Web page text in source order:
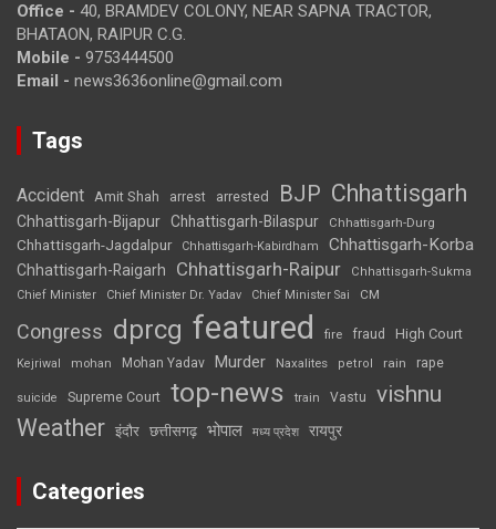
Office - 40, BRAMDEV COLONY, NEAR SAPNA TRACTOR,
BHATAON, RAIPUR C.G.
Mobile - 9753444500
Email - news3636online@gmail.com
Tags
Accident Amit Shah arrest arrested BJP Chhattisgarh
Chhattisgarh-Bijapur Chhattisgarh-Bilaspur Chhattisgarh-Durg
Chhattisgarh-Jagdalpur Chhattisgarh-Kabirdham Chhattisgarh-Korba
Chhattisgarh-Raigarh Chhattisgarh-Raipur
Chhattisgarh-Sukma
Chief Minister
Chief Minister Dr. Yadav Chief Minister Sai CM
Congress dprcg featured fire fraud High Court
Kejriwal mohan Mohan Yadav Murder Naxalites petrol rain rape
suicide Supreme Court top-news train Vastu vishnu
Weather इंदौर छत्तीसगढ़ भोपाल मध्य प्रदेश रायपुर
Categories